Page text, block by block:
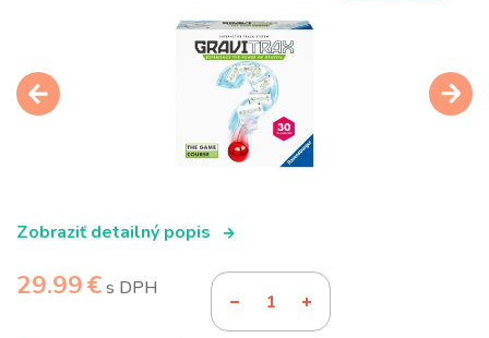
Zobraziť detailný popis
29.99 €s DPH